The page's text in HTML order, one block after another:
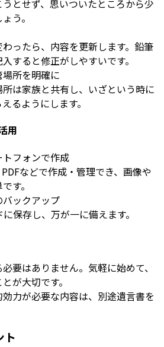
とせず、思いついたところから少
う。
ったら、内容を更新します。鉛筆
すると修正がしやすいです。
所を明確に
は家族と共有し、いざという時に
るようにします。
用
フォンで作成
などで作成・管理でき、画像や
す。
ックアップ
保存し、万が一に備えます。
要はありません。気軽に始めて、
が大切です。
力が必要な内容は、別途遺言書を
ト